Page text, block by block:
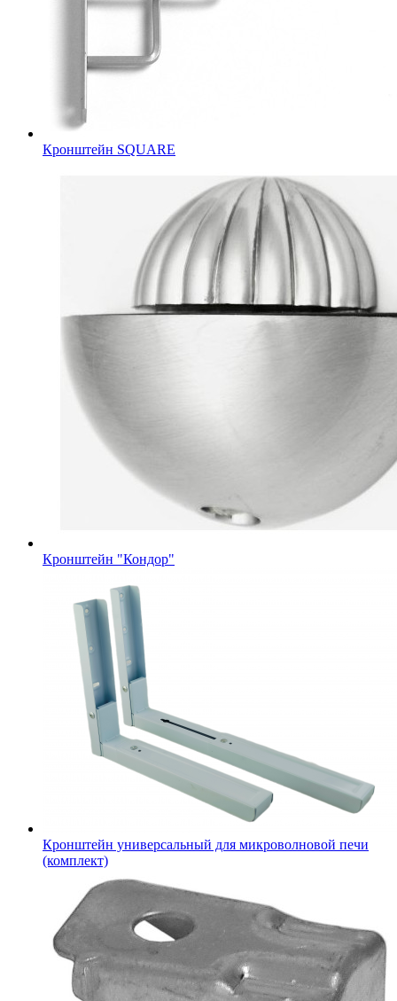
Кронштейн SQUARE
Кронштейн "Кондор"
Кронштейн универсальный для микроволновой печи
(комплект)